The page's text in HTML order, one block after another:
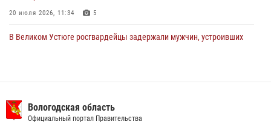
20 июля 2026, 11:34 5
В Великом Устюге росгвардейцы задержали мужчин, устроивших
задержали сотрудники вневедомственной охраны Росгвардии за
минувшую неделю
Вологодская область
Официальный портал Правительства